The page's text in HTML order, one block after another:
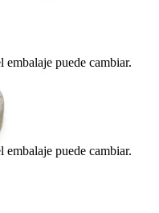
puede cambiar.
puede cambiar.